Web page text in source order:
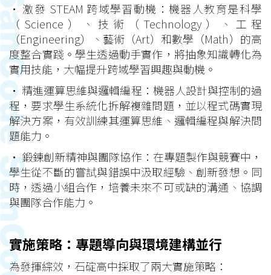
• 激發 STEAM 跨域學習動機：機器人教育是科學
（Science）、技術（Technology）、工程
（Engineering）、藝術（Art）和數學（Math）的高
度整合實踐。學生透過動手實作，將抽象知識轉化為
實用技能，大幅提升跨域學習興趣與動機。
• 精進運算思維與邏輯編程：機器人設計與控制的過
程，要求學生系統化拆解複雜問題，並以程式碼實現
解決方案，有效訓練其運算思維、邏輯編程與解決問
題能力。
• 鍛鍊創新精神與團隊協作：在專題製作與競賽中，
學生從不斷的嘗試與錯誤中汲取經驗、創新發想。同
時，透過小組合作，培養未來不可或缺的溝通、協調
與團隊合作能力。
實施策略：專題導向與環境建構並行
為發揮綜效，石碇高中採取了兩大實施策略：